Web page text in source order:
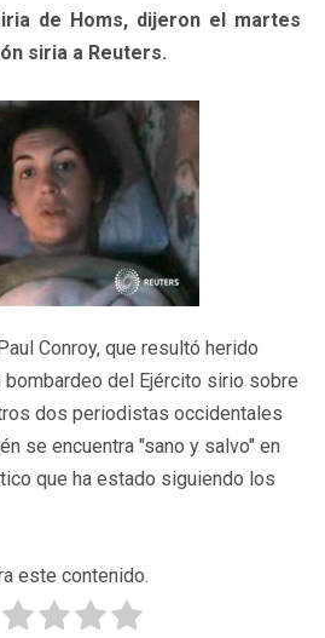
de Homs, dijeron el martes
siria a Reuters.
Conroy, que resultó herido
bombardeo del Ejército sirio sobre
dos periodistas occidentales
se encuentra "sano y salvo" en
que ha estado siguiendo los
este contenido.